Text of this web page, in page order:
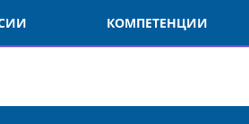
КОМПЕТЕНЦИИ